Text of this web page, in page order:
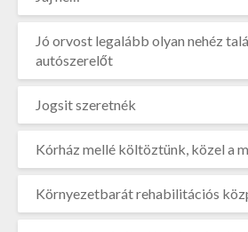
Jó orvost legalább olyan nehéz
autószerelőt
Jogsit szeretnék
Kórház mellé költöztünk, közel a
Környezetbarát rehabilitációs